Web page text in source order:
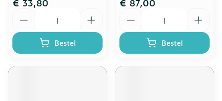
€ 33,80
Bestel
€ 87,00
Bestel